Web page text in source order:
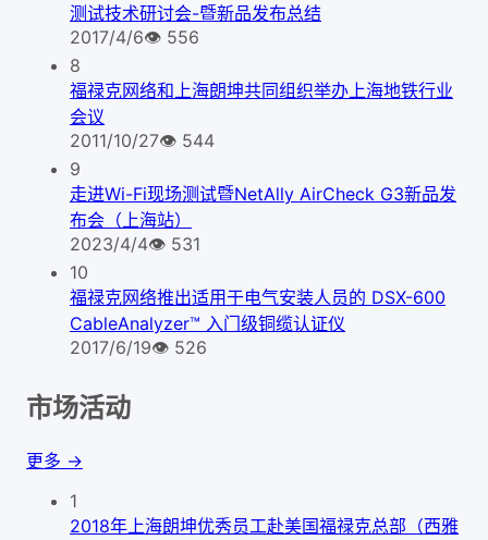
测试技术研讨会-暨新品发布总结
2017/4/6👁 556
8
福禄克网络和上海朗坤共同组织举办上海地铁行业
会议
2011/10/27👁 544
9
走进Wi-Fi现场测试暨NetAlly AirCheck G3新品发
布会（上海站）
2023/4/4👁 531
10
福禄克网络推出适用于电气安装人员的 DSX-600
CableAnalyzer™ 入门级铜缆认证仪
2017/6/19👁 526
市场活动
更多 →
1
2018年上海朗坤优秀员工赴美国福禄克总部（西雅